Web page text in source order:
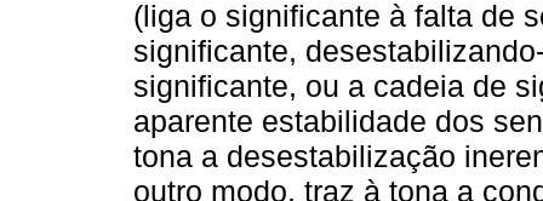
(liga o significante à falta de
significante,
significante, ou a cadeia de
aparente estabilidade dos
tona a desestabilização
outro modo, traz à tona a